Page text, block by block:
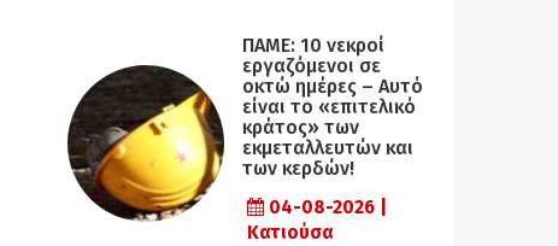
ΠΑΜΕ: 10 νεκροί
εργαζόμενοι σε
οκτώ ημέρες – Αυτό
είναι το «επιτελικό
κράτος» των
εκμεταλλευτών και
των κερδών!
04-08-2026 |
Κατιούσα